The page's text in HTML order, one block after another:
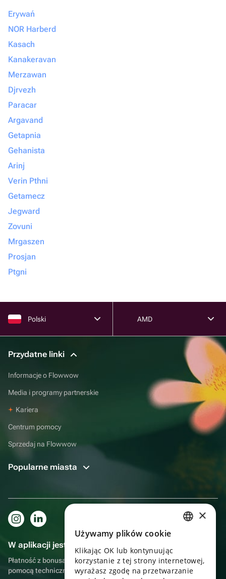
Erywań
NOR Harberd
Kasach
Kanakeravan
Merzawan
Djrvezh
Paracar
Argavand
Getapnia
Gehanista
Arinj
Verin Pthni
Getamecz
Jegward
Zovuni
Mrgaszen
Prosjan
Ptgni
Polski AMD
Przydatne linki
Informacje o Flowwow
Media i programy partnerskie
Kariera
Centrum pomocy
Sprzedaj na Flowwow
Popularne miasta
W aplikacji jest to jeszcze wygodniejsze!
Płatność z bonusami, samodzielna dostawa, wygodny czat z
pomocą techniczną
UKRAINIAN
×
Używamy plików cookie
Klikając OK lub kontynuując
korzystanie z tej strony internetowej,
wyrażasz zgodę na przetwarzanie